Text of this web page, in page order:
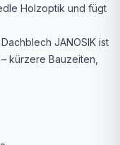
Holzoptik und fügt
JANOSIK ist
kürzere Bauzeiten,